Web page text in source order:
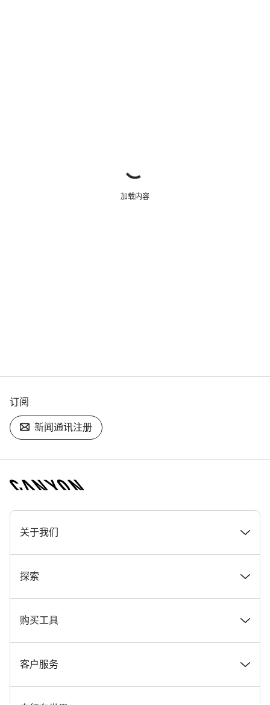
加载内容
订阅
新闻通讯注册
[footer.linksList.title]
关于我们
奖项
在 Canyon 工作
Canyon 新闻发布室
探索
新闻和故事
提示和建议
购买工具
找到您梦寐以求的 Canyon 自行车
客户服务